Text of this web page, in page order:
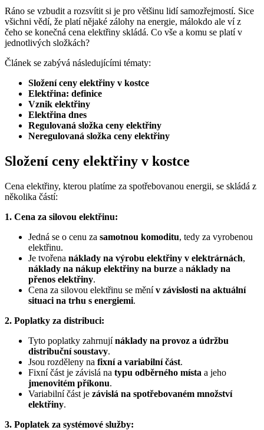
Ráno se vzbudit a rozsvítit si je pro většinu lidí samozřejmostí. Sice
všichni vědí, že platí nějaké zálohy na energie, málokdo ale ví z
čeho se konečná cena elektřiny skládá. Co vše a komu se platí v
jednotlivých složkách?
Článek se zabývá následujícími tématy:
Složení ceny elektřiny v kostce
Elektřina: definice
Vznik elektřiny
Elektřina dnes
Regulovaná složka ceny elektřiny
Neregulovaná složka ceny elektřiny
Složení ceny elektřiny v kostce
Cena elektřiny, kterou platíme za spotřebovanou energii, se skládá z
několika částí:
1. Cena za silovou elektřinu:
Jedná se o cenu za samotnou komoditu, tedy za vyrobenou
elektřinu.
Je tvořena náklady na výrobu elektřiny v elektrárnách,
náklady na nákup elektřiny na burze a náklady na
přenos elektřiny.
Cena za silovou elektřinu se měnív závislosti na aktuální
situaci na trhu s energiemi.
2. Poplatky za distribuci:
Tyto poplatky zahrnujínáklady na provoz a údržbu
distribuční soustavy.
Jsou rozděleny na fixní a variabilní část.
Fixní část je závislá na typu odběrného místa a jeho
jmenovitém příkonu.
Variabilní část je závislá na spotřebovaném množství
elektřiny.
3. Poplatek za systémové služby: